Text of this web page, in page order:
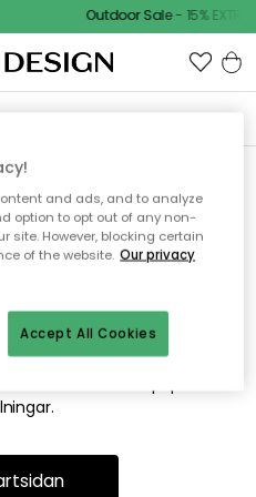
Outdoor Sale - 15%
sidan du
längre finns eller att den har
I menyn ovan kan du
en av våra populära
and ads, and to analyze
option to opt out of any non-
site. However, blocking certain
of the website. Our privacy
Accept All Cookies